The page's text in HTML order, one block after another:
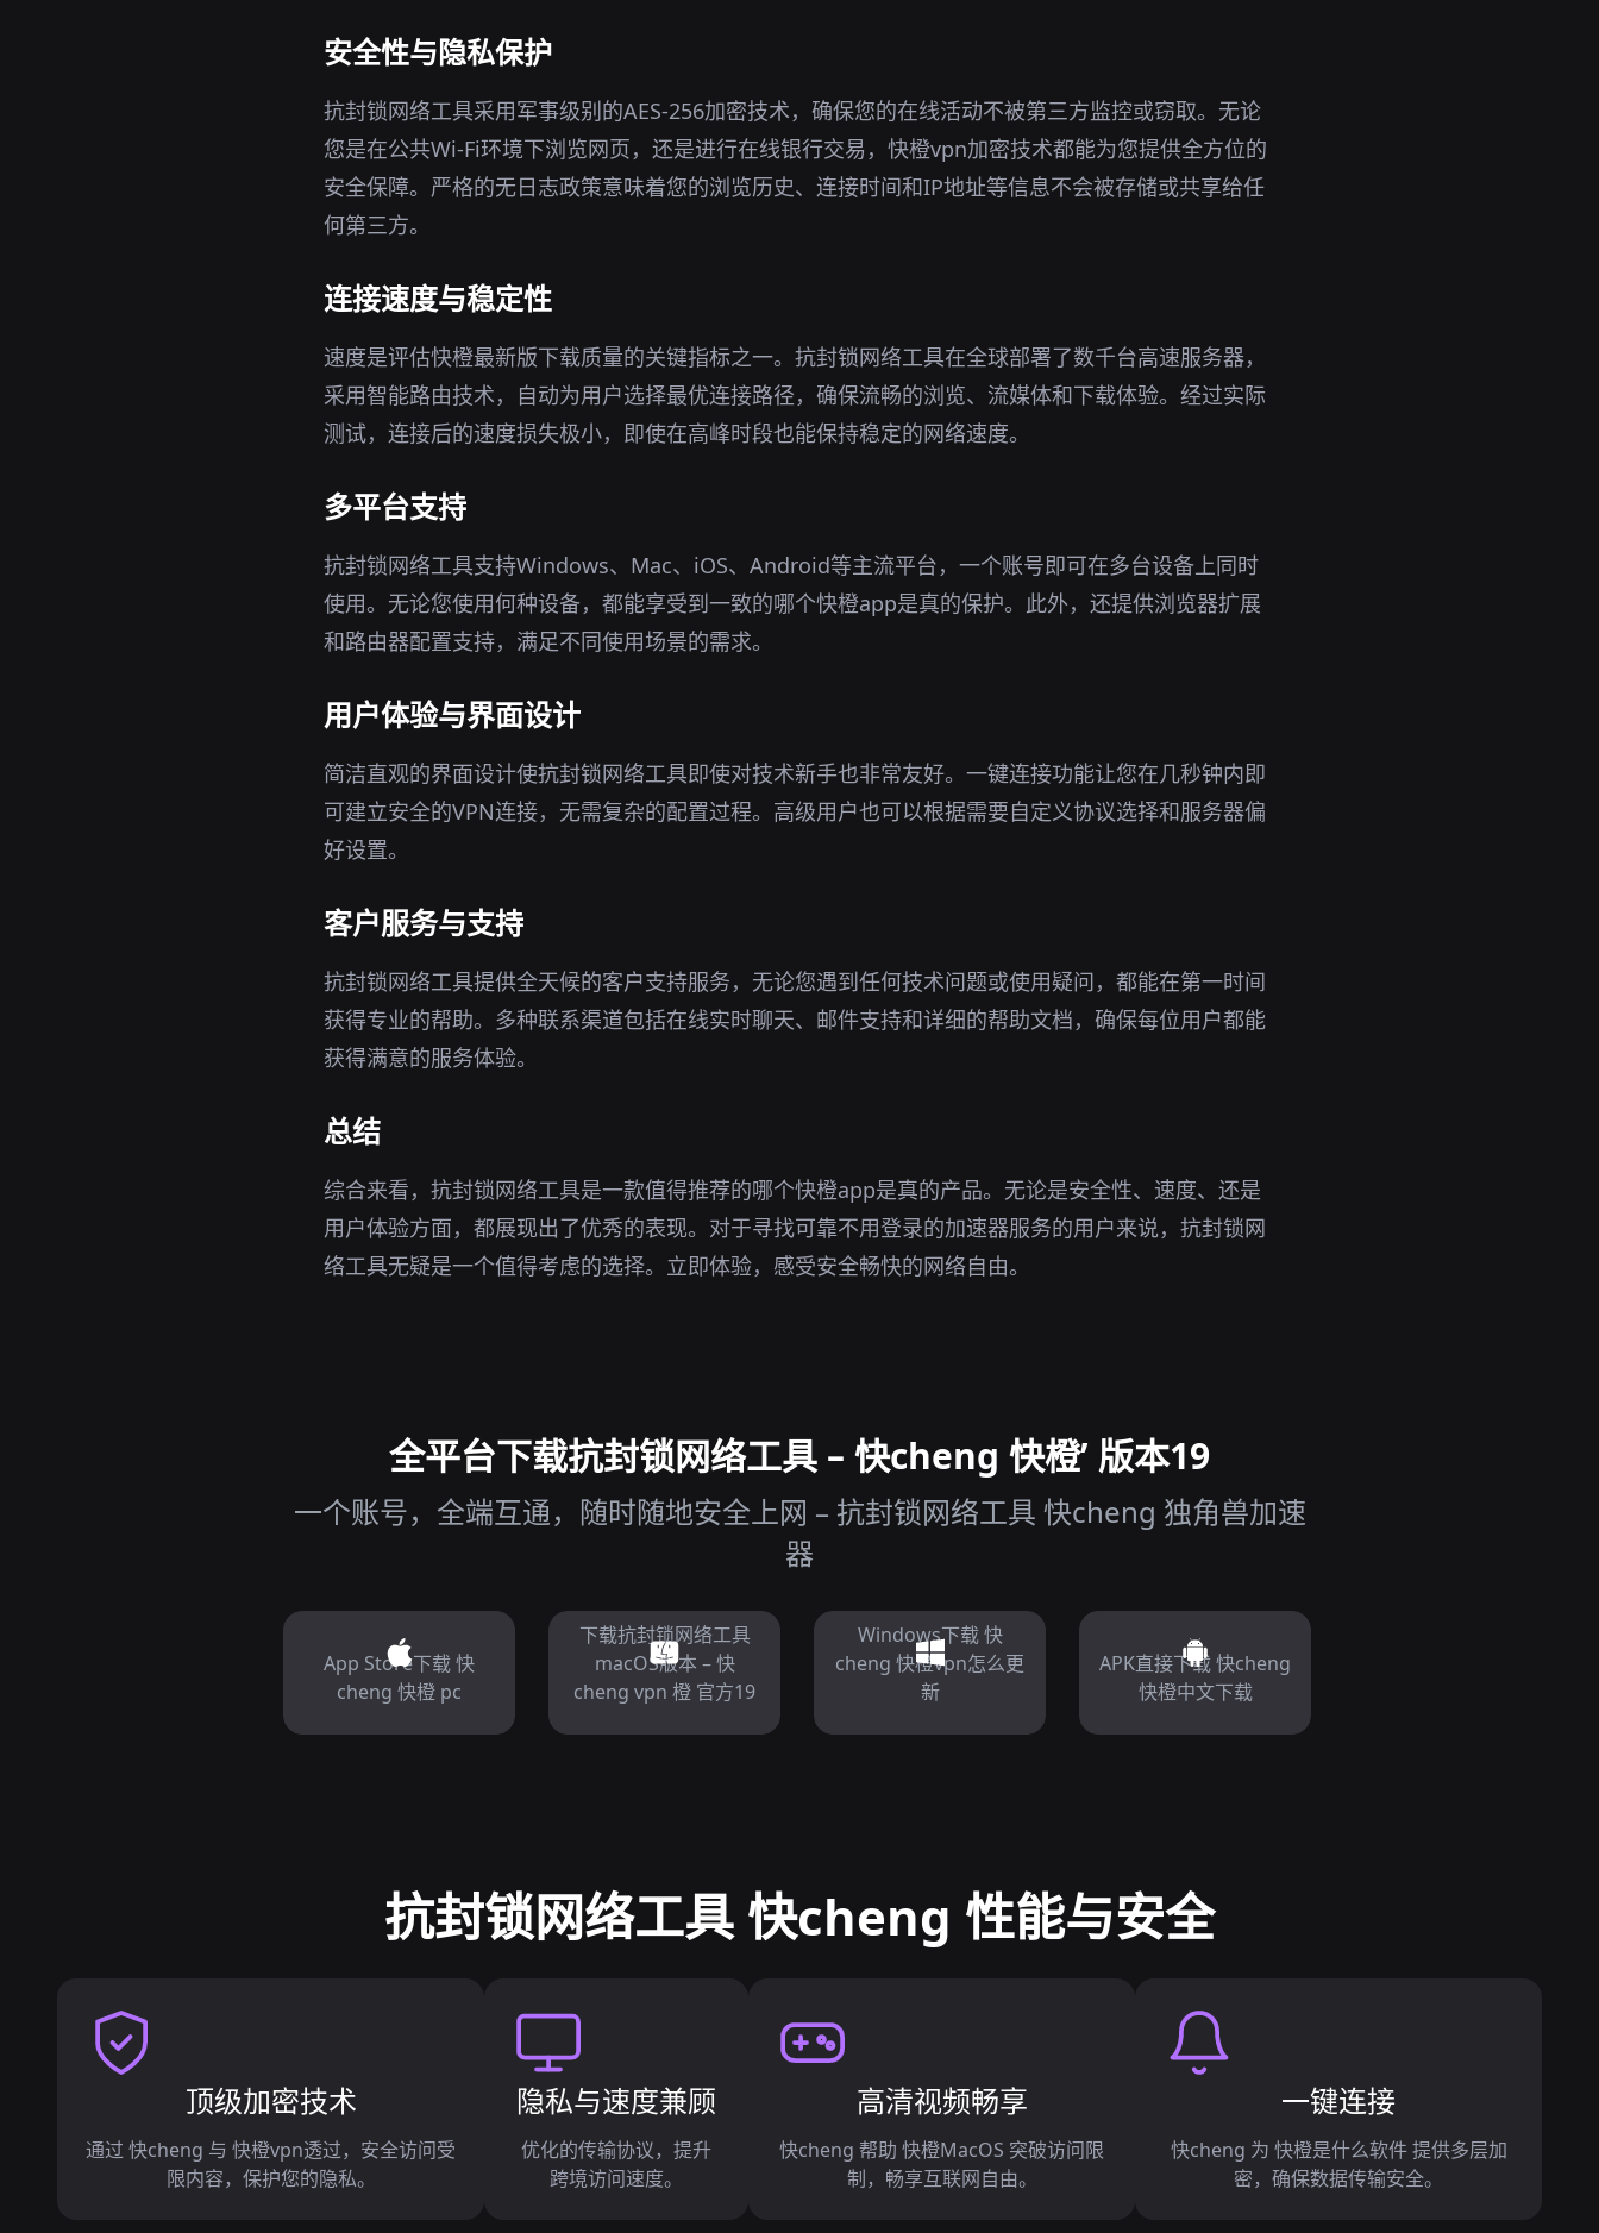
安全性与隐私保护
抗封锁网络工具采用军事级别的AES-256加密技术，确保您的在线活动不被第三方监控或窃取。无论
您是在公共Wi-Fi环境下浏览网页，还是进行在线银行交易，快橙vpn加密技术都能为您提供全方位的
安全保障。严格的无日志政策意味着您的浏览历史、连接时间和IP地址等信息不会被存储或共享给任
何第三方。
连接速度与稳定性
速度是评估快橙最新版下载质量的关键指标之一。抗封锁网络工具在全球部署了数千台高速服务器，
采用智能路由技术，自动为用户选择最优连接路径，确保流畅的浏览、流媒体和下载体验。经过实际
测试，连接后的速度损失极小，即使在高峰时段也能保持稳定的网络速度。
多平台支持
抗封锁网络工具支持Windows、Mac、iOS、Android等主流平台，一个账号即可在多台设备上同时
使用。无论您使用何种设备，都能享受到一致的哪个快橙app是真的保护。此外，还提供浏览器扩展
和路由器配置支持，满足不同使用场景的需求。
用户体验与界面设计
简洁直观的界面设计使抗封锁网络工具即使对技术新手也非常友好。一键连接功能让您在几秒钟内即
可建立安全的VPN连接，无需复杂的配置过程。高级用户也可以根据需要自定义协议选择和服务器偏
好设置。
客户服务与支持
抗封锁网络工具提供全天候的客户支持服务，无论您遇到任何技术问题或使用疑问，都能在第一时间
获得专业的帮助。多种联系渠道包括在线实时聊天、邮件支持和详细的帮助文档，确保每位用户都能
获得满意的服务体验。
总结
综合来看，抗封锁网络工具是一款值得推荐的哪个快橙app是真的产品。无论是安全性、速度、还是
用户体验方面，都展现出了优秀的表现。对于寻找可靠不用登录的加速器服务的用户来说，抗封锁网
络工具无疑是一个值得考虑的选择。立即体验，感受安全畅快的网络自由。
全平台下载抗封锁网络工具 – 快cheng 快橙’ 版本19
一个账号，全端互通，随时随地安全上网 – 抗封锁网络工具 快cheng 独角兽加速
器
App Store下载 快
cheng 快橙 pc
下载抗封锁网络工具
macOS版本 – 快
cheng vpn 橙 官方19
Windows下载 快
cheng 快橙vpn怎么更
新
APK直接下载 快cheng
快橙中文下载
抗封锁网络工具 快cheng 性能与安全
顶级加密技术
通过 快cheng 与 快橙vpn透过，安全访问受
限内容，保护您的隐私。
隐私与速度兼顾
优化的传输协议，提升
跨境访问速度。
高清视频畅享
快cheng 帮助 快橙MacOS 突破访问限
制，畅享互联网自由。
一键连接
快cheng 为 快橙是什么软件 提供多层加
密，确保数据传输安全。